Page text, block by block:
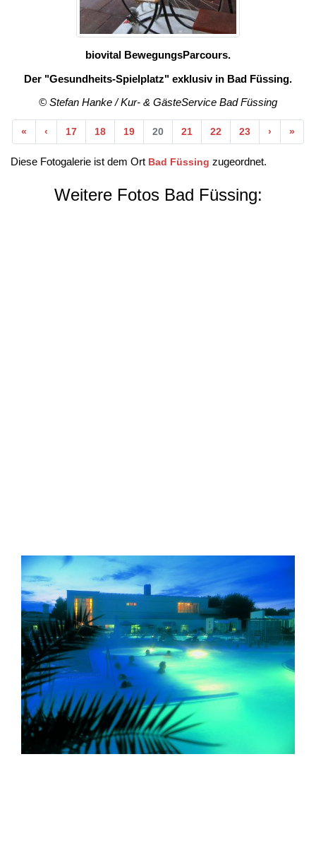
biovital BewegungsParcours.
Der "Gesundheits-Spielplatz" exklusiv in Bad Füssing.
© Stefan Hanke / Kur- & GästeService Bad Füssing
« Anfang
‹ Vorherige
17 18 19 20 21 22 23 › Nächste
»
Diese Fotogalerie ist dem Ort Bad Füssing zugeordnet.
Weitere Fotos Bad Füssing: